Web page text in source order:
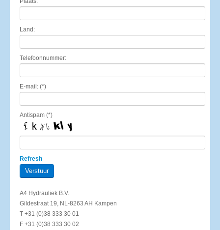
Land:
Telefoonnummer:
E-mail: (*)
Antispam (*)
Refresh
A4 Hydrauliek B.V.
Gildestraat 19, NL-8263 AH Kampen
T +31 (0)38 333 30 01
F +31 (0)38 333 30 02